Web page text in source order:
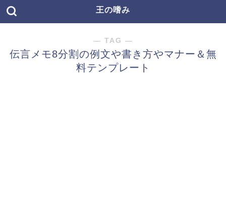
王の嗜み
― TAG ―
伝言メモ8分割の例文や書き方やマナー＆無
料テンプレート